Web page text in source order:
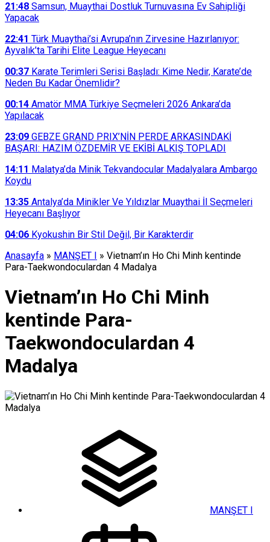
21:48 Samsun, Muaythai Dostluk Turnuvasına Ev Sahipliği
Yapacak
22:41 Türk Muaythai’si Avrupa’nın Zirvesine Hazırlanıyor:
Ayvalık’ta Tarihi Elite League Heyecanı
00:37 Karate Terimleri Serisi Başladı: Kime Nedir, Karate’de
Neden Bu Kadar Önemlidir?
00:14 Amatör MMA Türkiye Seçmeleri 2026 Ankara’da
Yapılacak
23:09 GEBZE GRAND PRIX’NİN PERDE ARKASINDAKİ
BAŞARI: HAZIM ÖZDEMİR VE EKİBİ ALKIŞ TOPLADI
14:11 Malatya’da Minik Tekvandocular Madalyalara Ambargo
Koydu
13:35 Antalya’da Minikler Ve Yıldızlar Muaythai İl Seçmeleri
Heyecanı Başlıyor
04:06 Kyokushin Bir Stil Değil, Bir Karakterdir
Anasayfa » MANŞET I » Vietnam’ın Ho Chi Minh kentinde
Para-Taekwondoculardan 4 Madalya
Vietnam’ın Ho Chi Minh
kentinde Para-
Taekwondoculardan 4
Madalya
MANŞET I